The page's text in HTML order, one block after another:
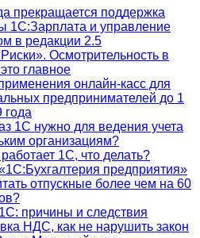
прекращается поддержка
1С:Зарплата и управление
в редакции 2.5
Осмотрительность в
главное
онлайн-касс для
предпринимателей до 1
года
1C нужно для ведения учета
организациям?
1С, что делать?
предприятия»
отпускные более чем на 60
причины и следствия
НДС, как не нарушить закон